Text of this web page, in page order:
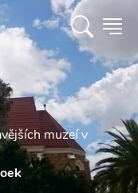
muzeí v